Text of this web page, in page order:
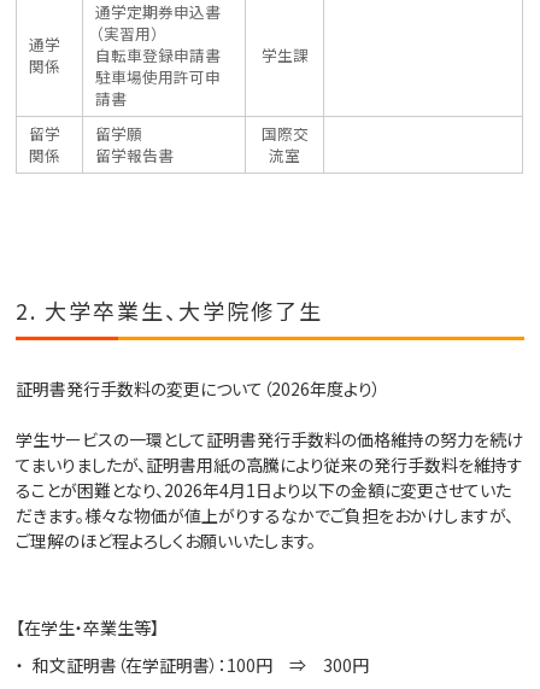
通学
関係
通学定期券申込書
（実習用）
自転車登録申請書
駐車場使用許可申
請書
学生課
留学
関係
留学願
留学報告書
国際交
流室
2. 大学卒業生、大学院修了生
証明書発行手数料の変更について（2026年度より）
学生サービスの一環として証明書発行手数料の価格維持の努力を続け
てまいりましたが、証明書用紙の高騰により従来の発行手数料を維持す
ることが困難となり、2026年4月1日より以下の金額に変更させていた
だきます。様々な物価が値上がりするなかでご負担をおかけしますが、
ご理解のほど程よろしくお願いいたします。
【在学生・卒業生等】
和文証明書（在学証明書）：100円 ⇒ 300円